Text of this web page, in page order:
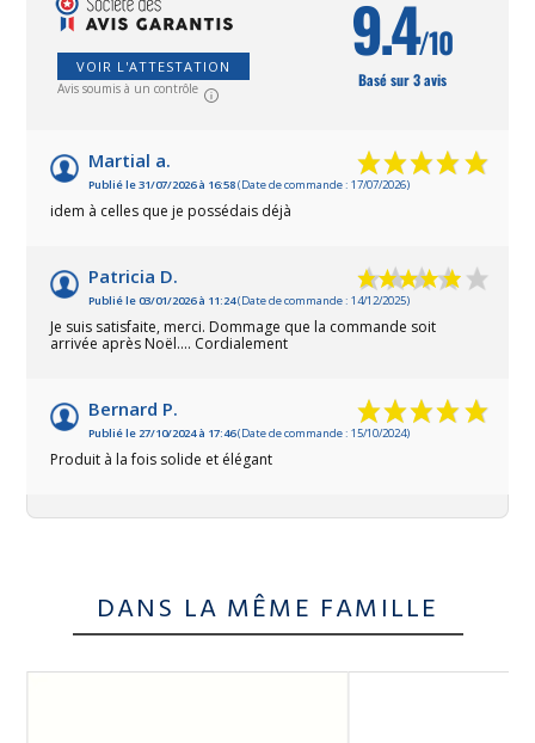
VOIR L'ATTESTATION
Avis soumis à un contrôle
9.4/10
Basé sur 3 avis
Martial a.
Publié le 31/07/2026 à 16:58(Date de commande : 17/07/2026)
idem à celles que je possédais déjà
Patricia D.
Publié le 03/01/2026 à 11:24(Date de commande : 14/12/2025)
Je suis satisfaite, merci. Dommage que la commande soit
arrivée après Noël.... Cordialement
Bernard P.
Publié le 27/10/2024 à 17:46(Date de commande : 15/10/2024)
Produit à la fois solide et élégant
DANS LA MÊME FAMILLE